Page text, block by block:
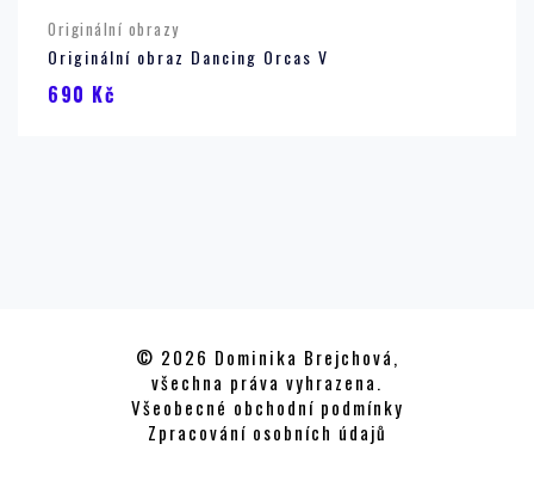
Originální obrazy
Originální obraz Dancing Orcas V
690 Kč
© 2026 Dominika Brejchová,
všechna práva vyhrazena.
Všeobecné obchodní podmínky
Zpracování osobních údajů